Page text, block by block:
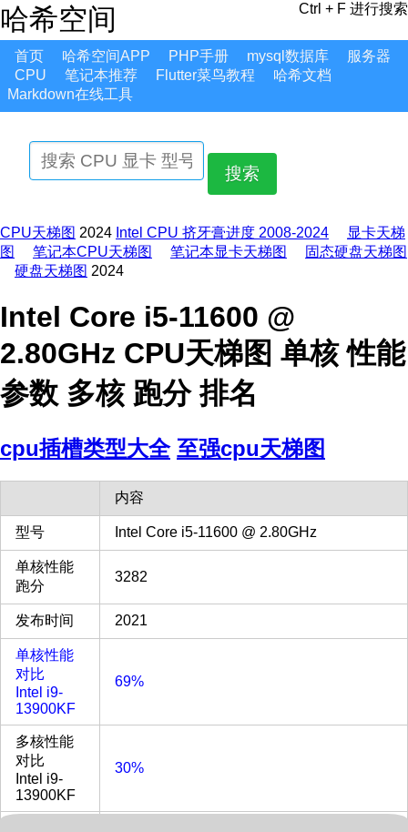
哈希空间 Ctrl + F 进行搜索
首页 哈希空间APP PHP手册 mysql数据库
服务器
CPU
笔记本推荐 Flutter菜鸟教程
哈希文档
Markdown在线工具
搜索
CPU天梯图 2024 Intel CPU 挤牙膏进度 2008-2024
显卡天梯
图
笔记本CPU天梯图 笔记本显卡天梯图
固态硬盘天梯图
硬盘天梯图 2024
Intel Core i5-11600 @
2.80GHz CPU天梯图 单核 性能
参数 多核 跑分 排名
cpu插槽类型大全 至强cpu天梯图
内容
型号 Intel Core i5-11600 @ 2.80GHz
单核性能
跑分
3282
发布时间 2021
单核性能
对比
Intel i9-
13900KF
69%
多核性能
对比
Intel i9-
13900KF
30%